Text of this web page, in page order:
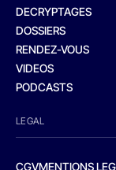
DECRYPTAGES
DOSSIERS
RENDEZ-VOUS
VIDEOS
PODCASTS
LEGAL
CGVMENTIONS